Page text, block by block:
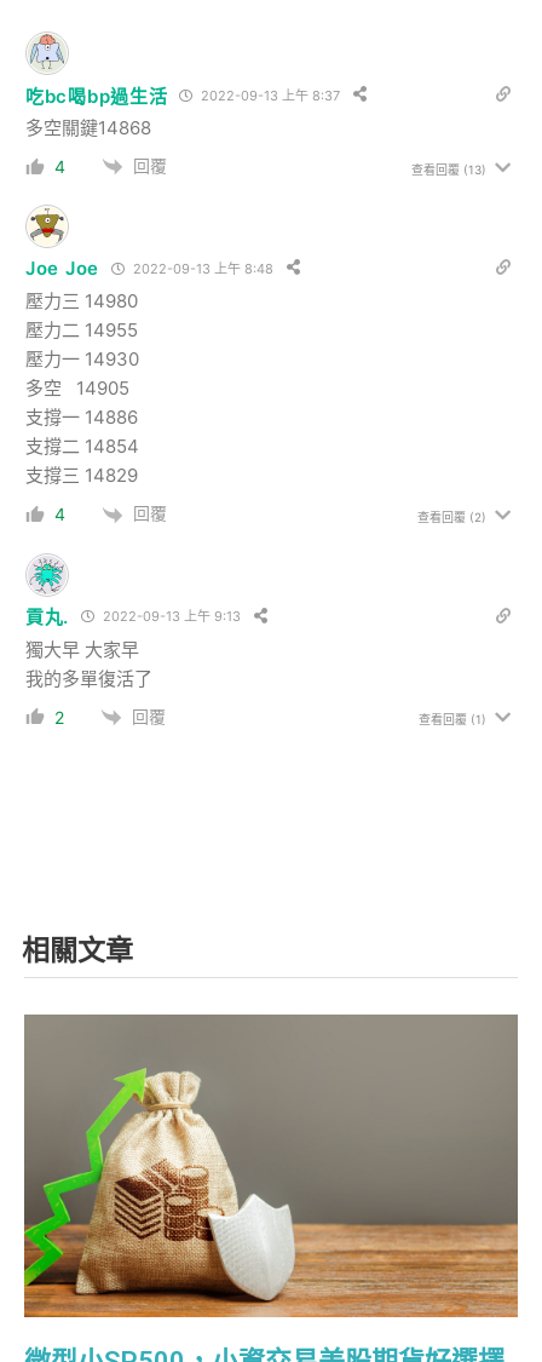
吃bc喝bp過生活 2022-09-13 上午 8:37
多空關鍵14868
4 回覆 查看回覆 (13)
Joe Joe 2022-09-13 上午 8:48
壓力三 14980
壓力二 14955
壓力一 14930
多空 14905
支撐一 14886
支撐二 14854
支撐三 14829
4 回覆 查看回覆 (2)
貢丸. 2022-09-13 上午 9:13
獨大早 大家早
我的多單復活了
2 回覆 查看回覆 (1)
相關文章